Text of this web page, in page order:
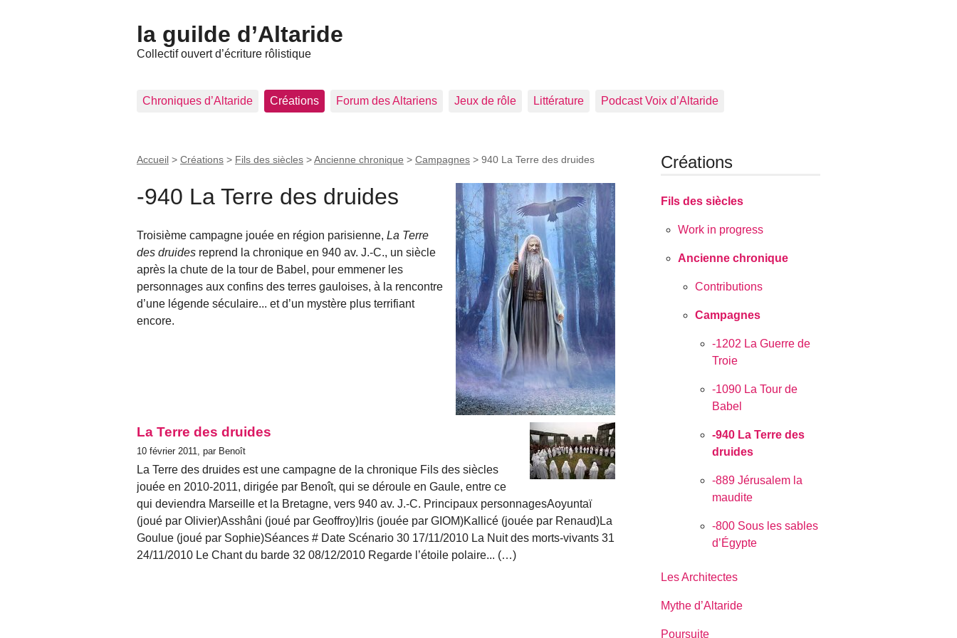
la guilde d’Altaride
Collectif ouvert d’écriture rôlistique
Chroniques d’Altaride Créations Forum des Altariens Jeux de rôle Littérature Podcast Voix d’Altaride
Accueil > Créations > Fils des siècles >Ancienne chronique > Campagnes > 940 La Terre des druides
-940 La Terre des druides
Troisième campagne jouée en région parisienne, La Terre
des druides reprend la chronique en 940 av. J.-C., un siècle
après la chute de la tour de Babel, pour emmener les
personnages aux confins des terres gauloises, à la rencontre
d’une légende séculaire... et d’un mystère plus terrifiant
encore.
La Terre des druides
10 février 2011, par Benoît
La Terre des druides est une campagne de la chronique Fils des siècles
jouée en 2010-2011, dirigée par Benoît, qui se déroule en Gaule, entre ce
qui deviendra Marseille et la Bretagne, vers 940 av. J.-C. Principaux personnagesAoyuntaï
(joué par Olivier)Asshâni (joué par Geoffroy)Iris (jouée par GIOM)Kallicé (jouée par Renaud)La
Goulue (joué par Sophie)Séances # Date Scénario 30 17/11/2010 La Nuit des morts-vivants 31
24/11/2010 Le Chant du barde 32 08/12/2010 Regarde l’étoile polaire... (…)
Créations
Fils des siècles
Work in progress
Ancienne chronique
Contributions
Campagnes
-1202 La Guerre de
Troie
-1090 La Tour de
Babel
-940 La Terre des
druides
-889 Jérusalem la
maudite
-800 Sous les sables
d’Égypte
Les Architectes
Mythe d’Altaride
Poursuite